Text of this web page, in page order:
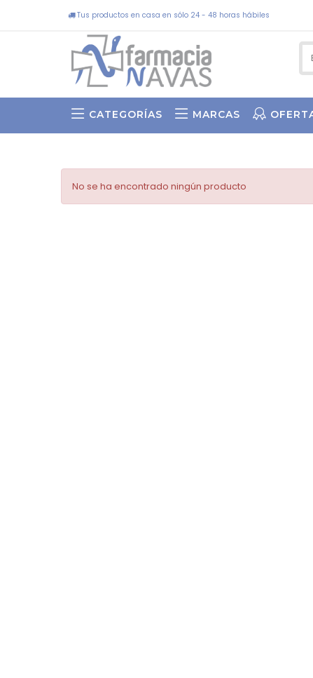
Tus productos en casa en sólo 24 - 48 horas hábiles
CATEGORÍAS MARCAS
No se ha encontrado ningún producto